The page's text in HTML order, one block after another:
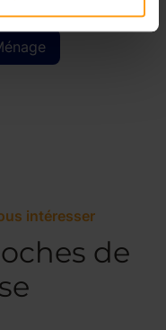
intéresser
de